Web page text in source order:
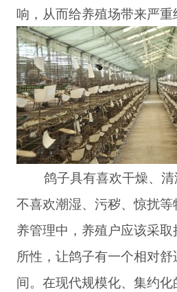
响，从而给养殖场带来严重
鸽子具有喜欢干燥、清
不喜欢潮湿、污秽、惊扰
养管理中，养殖户应该采
所性，让鸽子有一个相对
间。在现代规模化、集约